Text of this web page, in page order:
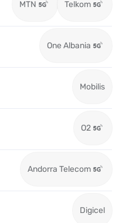
MTN Telkom
One Albania
Mobilis
O2
Andorra Telecom
Digicel